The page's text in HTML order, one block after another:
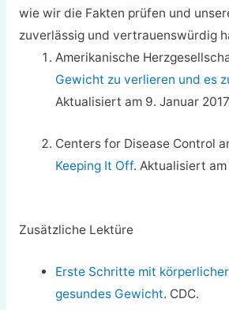
wie wir die Fakten prüfen und
zuverlässig und vertrauenswürdig
Amerikanische
Gewicht zu verlieren und es
Aktualisiert am 9. Januar
Centers for Disease Control
Keeping It Off. Aktualisiert am
Zusätzliche Lektüre
Erste Schritte mit
gesundes Gewicht. CDC.